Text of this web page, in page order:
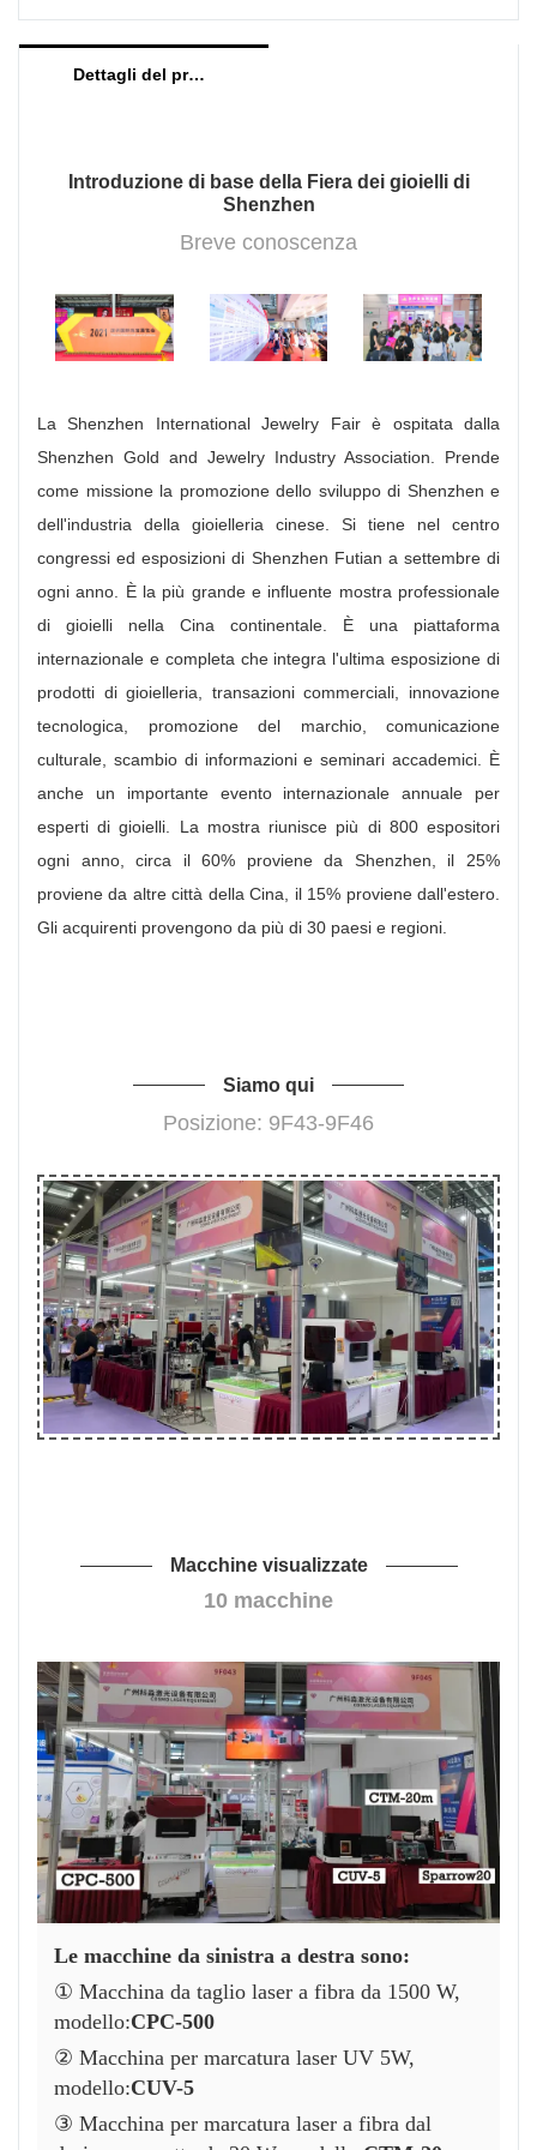
creazione di gioielli.
buona qualità per diversi settori. Grazie per il
supporto di ogni cliente.
Dettagli del prodotto
Introduzione di base della Fiera dei gioielli di
Shenzhen
Breve conoscenza
La Shenzhen International Jewelry Fair è ospitata dalla
Shenzhen Gold and Jewelry Industry Association. Prende
come missione la promozione dello sviluppo di Shenzhen e
dell'industria della gioielleria cinese. Si tiene nel centro
congressi ed esposizioni di Shenzhen Futian a settembre di
ogni anno. È la più grande e influente mostra professionale
di gioielli nella Cina continentale. È una piattaforma
internazionale e completa che integra l'ultima esposizione di
prodotti di gioielleria, transazioni commerciali, innovazione
tecnologica, promozione del marchio, comunicazione
culturale, scambio di informazioni e seminari accademici. È
anche un importante evento internazionale annuale per
esperti di gioielli. La mostra riunisce più di 800 espositori
ogni anno, circa il 60% proviene da Shenzhen, il 25%
proviene da altre città della Cina, il 15% proviene dall'estero.
Gli acquirenti provengono da più di 30 paesi e regioni.
Siamo qui
Posizione: 9F43-9F46
Macchine visualizzate
10 macchine
Le macchine da sinistra a destra sono:
① Macchina da taglio laser a fibra da 1500 W,
modello:CPC-500
② Macchina per marcatura laser UV 5W,
modello:CUV-5
③ Macchina per marcatura laser a fibra dal